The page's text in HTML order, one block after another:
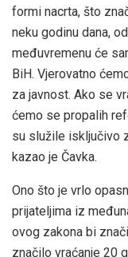
formi nacrta, što
neku godinu dana,
međuvremenu će
BiH. Vjerovatno
za javnost. Ako se
ćemo se propalih
su služile isključivo
kazao je Čavka.
Ono što je vrlo
prijateljima iz
ovog zakona bi
značilo vraćanje 20